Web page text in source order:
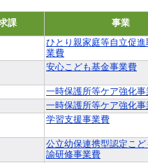
課 事業
ひとり親家庭等自立促
業費
安心こども基金事業費
一時保護所等ケア強化事
一時保護所等ケア強化事
学習支援事業費
公立幼保連携型認定こ
諭研修事業費